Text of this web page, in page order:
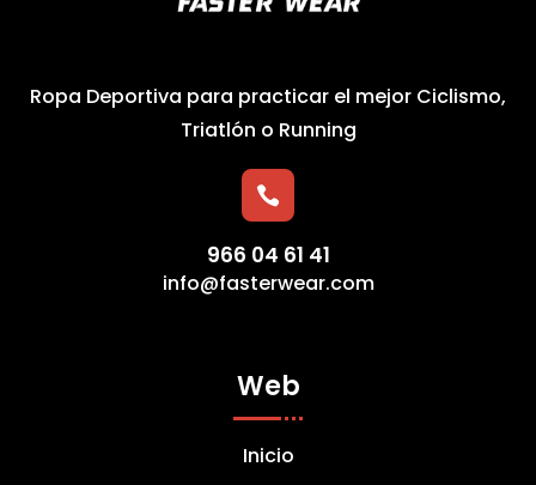
Ropa Deportiva para practicar el mejor Ciclismo,
Triatlón o Running

966 04 61 41
info@fasterwear.com
Web
Inicio